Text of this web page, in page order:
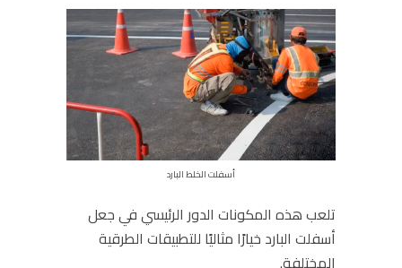
أسفلت الخلط البارد
تلعب هذه المكونات الدور الرئيسي في جعل
أسفلت البارد خيارًا مثاليًا للتطبيقات الطرقية
المختلفة.